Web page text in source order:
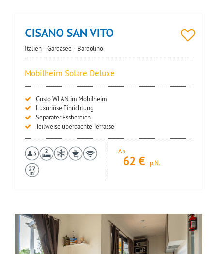
CISANO SAN VITO
Italien - Gardasee - Bardolino
Mobilheim Solare Deluxe
Gusto WLAN im Mobilheim
Luxuriöse Einrichtung
Separater Essbereich
Teilweise überdachte Terrasse
Ab
62 € p.N.